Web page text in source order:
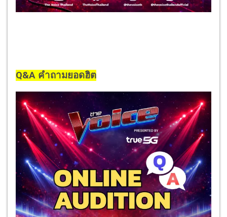
Q&A คำถามยอดฮิต